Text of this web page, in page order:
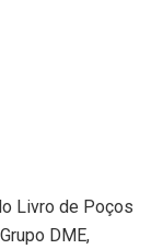
Livro de Poços
DME,